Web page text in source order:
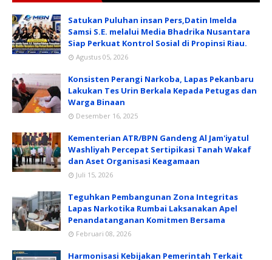
Satukan Puluhan insan Pers,Datin Imelda
Samsi S.E. melalui Media Bhadrika Nusantara
Siap Perkuat Kontrol Sosial di Propinsi Riau.
Agustus 05, 2026
Konsisten Perangi Narkoba, Lapas Pekanbaru
Lakukan Tes Urin Berkala Kepada Petugas dan
Warga Binaan
Desember 16, 2025
Kementerian ATR/BPN Gandeng Al Jam'iyatul
Washliyah Percepat Sertipikasi Tanah Wakaf
dan Aset Organisasi Keagamaan
Juli 15, 2026
Teguhkan Pembangunan Zona Integritas
Lapas Narkotika Rumbai Laksanakan Apel
Penandatanganan Komitmen Bersama
Februari 08, 2026
Harmonisasi Kebijakan Pemerintah Terkait